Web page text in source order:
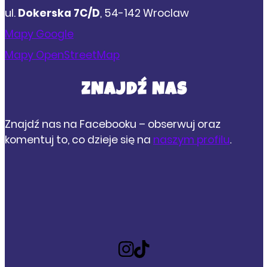
ul. Dokerska 7C/D, 54-142 Wroclaw
Mapy Google
Mapy OpenStreetMap
ZNAJDŹ NAS
Znajdź nas na Facebooku – obserwuj oraz
komentuj to, co dzieje się na naszym profilu.